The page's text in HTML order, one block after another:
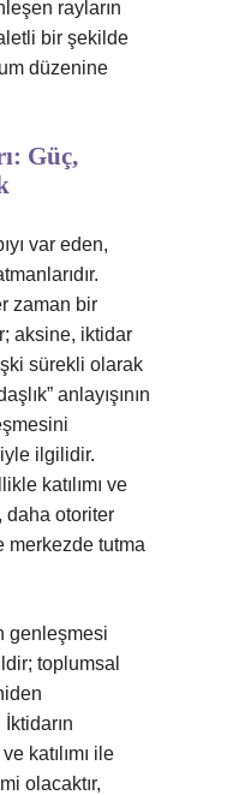
rayların
bir şekilde
düzenine
Güç,
var eden,
zaman bir
aksine, iktidar
sürekli olarak
anlayışının
ilgilidir.
katılımı ve
daha otoriter
merkezde tutma
genleşmesi
toplumsal
katılımı ile
olacaktır,